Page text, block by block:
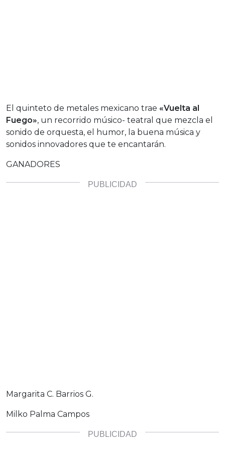
El quinteto de metales mexicano trae «Vuelta al
Fuego», un recorrido músico- teatral que mezcla el
sonido de orquesta, el humor, la buena música y
sonidos innovadores que te encantarán.
GANADORES
Margarita C. Barrios G.
Milko Palma Campos